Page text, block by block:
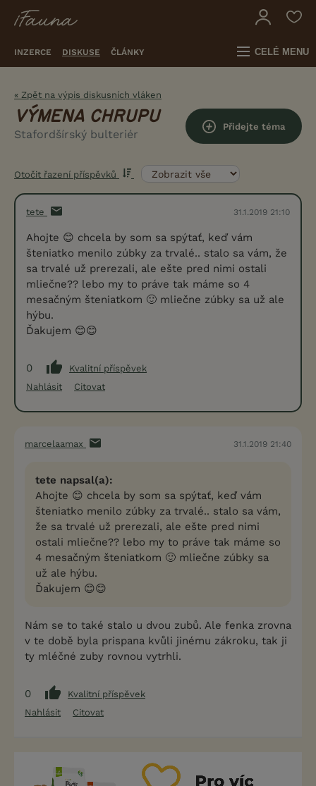
INZERCE DISKUSE ČLÁNKY CELÉ MENU
« Zpět na výpis diskusních vláken
VÝMENA CHRUPU
Stafordšírský bulteriér
Přidejte téma
Otočit řazení příspěvků
tete 31.1.2019 21:10
Ahojte 😊 chcela by som sa spýtať, keď vám
šteniatko menilo zúbky za trvalé.. stalo sa vám, že
sa trvalé už prerezali, ale ešte pred nimi ostali
mliečne?? lebo my to práve tak máme so 4
mesačným šteniatkom 🙂 mliečne zúbky sa už ale
hýbu.
Ďakujem 😊😊
0
Kvalitní příspěvek
Nahlásit
Citovat
marcelaamax 31.1.2019 21:40
tete napsal(a):
Ahojte 😊 chcela by som sa spýtať, keď vám
šteniatko menilo zúbky za trvalé.. stalo sa vám,
že sa trvalé už prerezali, ale ešte pred nimi
ostali mliečne?? lebo my to práve tak máme so
4 mesačným šteniatkom 🙂 mliečne zúbky sa
už ale hýbu.
Ďakujem 😊😊
Nám se to také stalo u dvou zubů. Ale fenka zrovna
v te době byla prispana kvůli jinému zákroku, tak ji
ty mléčné zuby rovnou vytrhli.
0
Kvalitní příspěvek
Nahlásit
Citovat